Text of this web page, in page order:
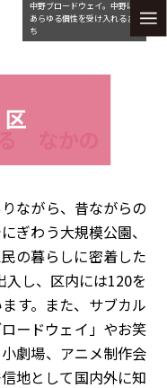
中野ブロードウェイ。中野は
あらゆる個性を受け入れるま
ち
なかの
ながら、昔ながらの
ぎわう大規模公園、
の暮らしに密着した
入し、区内には120を
す。また、サブカル
ードウェイ」やお笑
劇場、アニメ制作会
地として国内外に知